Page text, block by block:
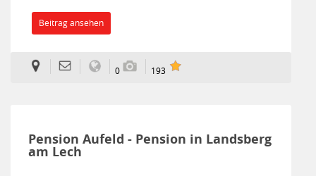
Beitrag ansehen
0 193
Pension Aufeld - Pension in Landsberg
am Lech